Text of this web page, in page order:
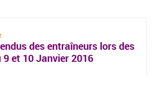
des entraîneurs lors des
et 10 Janvier 2016